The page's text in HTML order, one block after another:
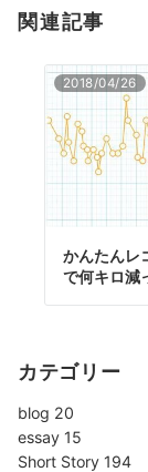
関連記事
2018/04/26
かんたんレ
で何キロ減
カテゴリー
blog 20
essay 15
Short Story 194